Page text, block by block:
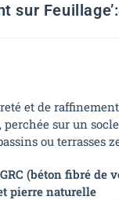
sur
et de
perchée sur un
ou terrasses
(béton fibré de
pierre naturelle